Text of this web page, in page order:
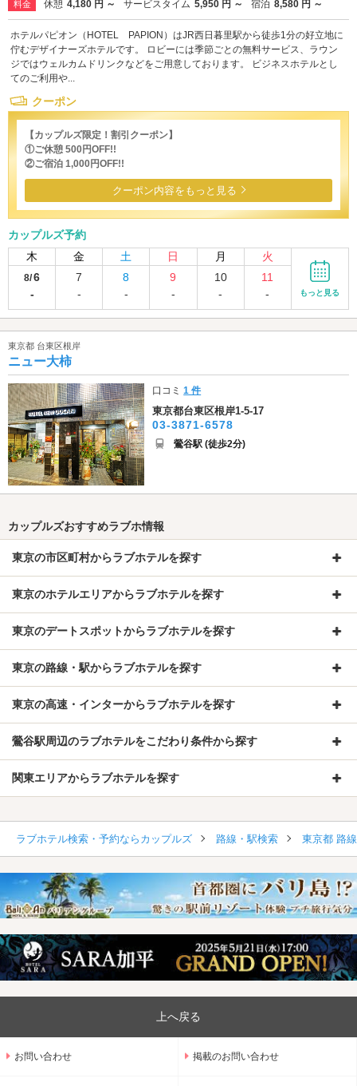
料金 休憩 4,180 円 ～ サービスタイム 5,950 円 ～ 宿泊 8,580 円 ～
ホテルパピオン（HOTEL PAPION）はJR西日暮里駅から徒歩1分の好立地に
佇むデザイナーズホテルです。 ロビーには季節ごとの無料サービス、ラウン
ジではウェルカムドリンクなどをご用意しております。 ビジネスホテルとし
てのご利用や...
クーポン
【カップルズ限定！割引クーポン】
①ご休憩 500円OFF!!
②ご宿泊 1,000円OFF!!
クーポン内容をもっと見る
カップルズ予約
木
金 土 日 月 火
8/6
-
7
-
8
-
9
-
10
-
11
-
もっと見る
東京都 台東区根岸
ニュー大柿
口コミ1 件
東京都台東区根岸1-5-17
03-3871-6578
鶯谷駅 (徒歩2分)
カップルズおすすめラブホ情報
東京の市区町村からラブホテルを探す
東京のホテルエリアからラブホテルを探す
東京のデートスポットからラブホテルを探す
東京の路線・駅からラブホテルを探す
東京の高速・インターからラブホテルを探す
鶯谷駅周辺のラブホテルをこだわり条件から探す
関東エリアからラブホテルを探す
ラブホテル検索・予約ならカップルズ 路線・駅検索 東京都 路
上へ戻る
お問い合わせ 掲載のお問い合わせ